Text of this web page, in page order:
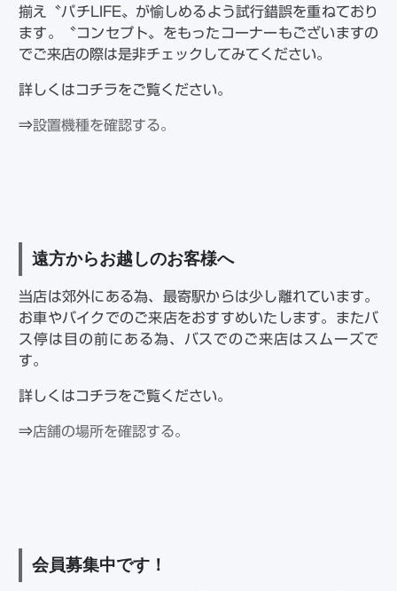
揃え〝パチLIFE〟が愉しめるよう試行錯誤を重ねており
ます。〝コンセプト〟をもったコーナーもございますの
でご来店の際は是非チェックしてみてください。
詳しくはコチラをご覧ください。
⇒設置機種を確認する。
遠方からお越しのお客様へ
当店は郊外にある為、最寄駅からは少し離れています。
お車やバイクでのご来店をおすすめいたします。またバ
ス停は目の前にある為、バスでのご来店はスムーズで
す。
詳しくはコチラをご覧ください。
⇒店舗の場所を確認する。
会員募集中です！